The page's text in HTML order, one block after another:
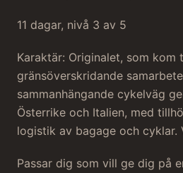
11 dagar, nivå 3 av 5
Karaktär: Originalet, som
gränsöverskridande
sammanhängande cykelväg
Österrike och Italien, med
logistik av bagage och cyklar.
Passar dig som vill ge dig på